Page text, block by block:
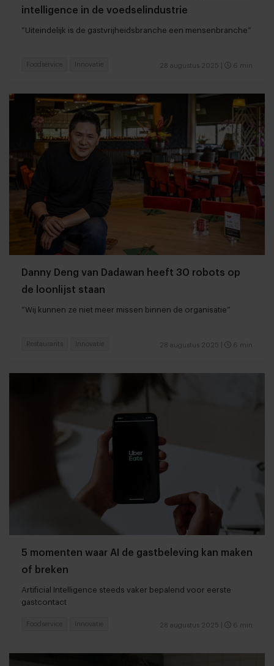
intelligence in de voedselindustrie
“Uiteindelijk is de gastvrijheidsbranche een mensenbranche”
28 augustus 2025 6 min
Foodservice Innovatie
Danny Deng van Dadawan heeft 30 robots op
de loonlijst staan
“Wij kunnen ze niet meer missen binnen de organisatie”
28 augustus 2025 6 min
Restaurants Innovatie
5 momenten waar AI de gastbeleving kan maken
of breken
Artificial Intelligence steeds vaker bepalend voor eerste
gastcontact
28 augustus 2025 6 min
Foodservice Innovatie